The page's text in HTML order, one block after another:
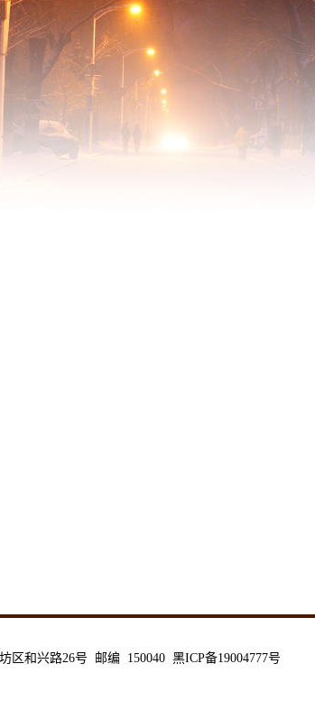
区和兴路26号 邮编 150040 黑ICP备19004777号